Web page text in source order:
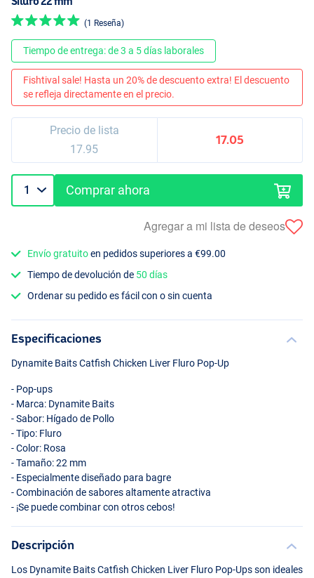
(1 Reseña)
Tiempo de entrega: de 3 a 5 días laborales
Fishtival sale! Hasta un 20% de descuento extra! El descuento
se refleja directamente en el precio.
Precio de lista
17.95
17.05
Comprar ahora
Agregar a mi lista de deseos
Envío gratuitoen pedidos superiores a €99.00
Tiempo de devolución de 50 días
Ordenar su pedido es fácil con o sin cuenta
Especificaciones
Dynamite Baits Catfish Chicken Liver Fluro Pop-Up
- Pop-ups
- Marca: Dynamite Baits
- Sabor: Hígado de Pollo
- Tipo: Fluro
- Color: Rosa
- Tamaño: 22 mm
- Especialmente diseñado para bagre
- Combinación de sabores altamente atractiva
- ¡Se puede combinar con otros cebos!
Descripción
Los Dynamite Baits Catfish Chicken Liver Fluro Pop-Ups son ideales